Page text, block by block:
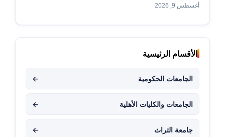
أغسطس 9, 2026
الأقسام الرئيسية
الجامعات الحكومية ←
الجامعات والكليات الأهلية ←
جامعة التراث ←